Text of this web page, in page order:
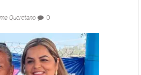
Queretano 0